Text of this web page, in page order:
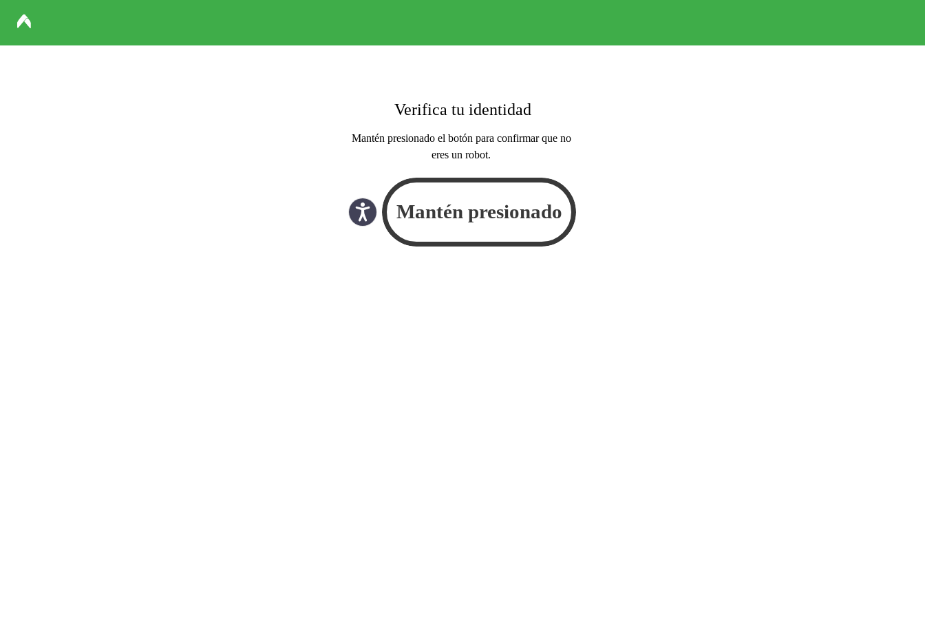
Verifica tu identidad
Mantén presionado el botón para confirmar que no
eres un robot.